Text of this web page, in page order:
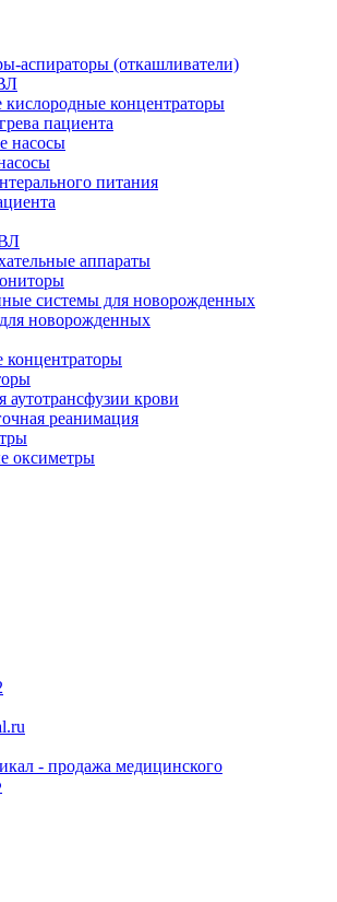
аспираторы (откашливатели)
концентраторы
пациента
насосы
питания
аппараты
системы для новорожденных
новорожденных
аутотрансфузии крови
реанимация
оксиметры